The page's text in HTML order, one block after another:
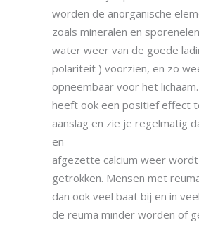
worden de anorganische
zoals mineralen en
water weer van de goede
polariteit ) voorzien, en zo
opneembaar voor het
heeft ook een positief effect
aanslag en zie je regelmatig
en
afgezette calcium weer
getrokken. Mensen met
dan ook veel baat bij en in
de reuma minder worden of